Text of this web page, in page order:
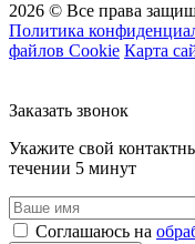
2026 © Все права
Политика
файлов Cookie Карта
Заказать звонок
Укажите свой
течении 5 минут
Соглашаюсь на